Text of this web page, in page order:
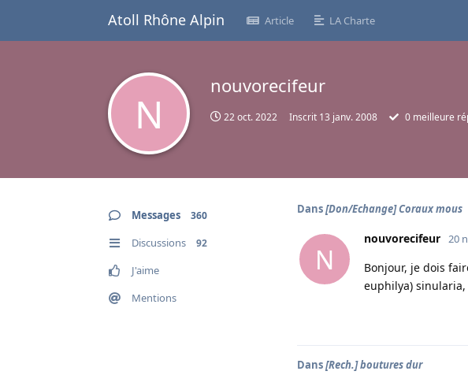
Atoll Rhône Alpin Article LA Charte
N
nouvorecifeur
22 oct. 2022 Inscrit 13 janv. 2008 0 meilleure
Messages 360
Discussions 92
J'aime
Mentions
Dans[Don/Echange] Coraux mous
N
nouvorecifeur 20
Bonjour, je dois
euphilya)
Dans[Rech.] boutures dur